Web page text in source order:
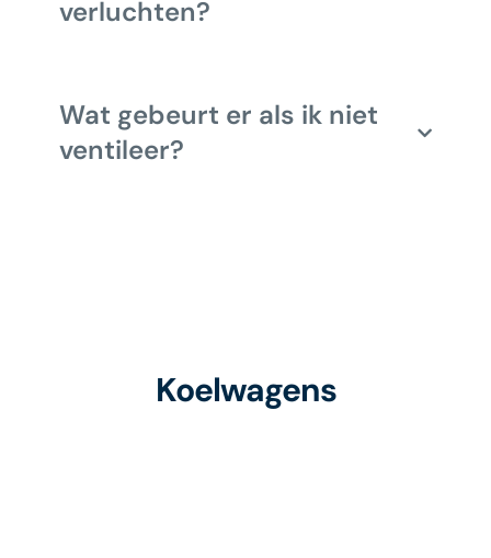
verluchten?
Wat gebeurt er als ik niet
ventileer?
Koelwagens